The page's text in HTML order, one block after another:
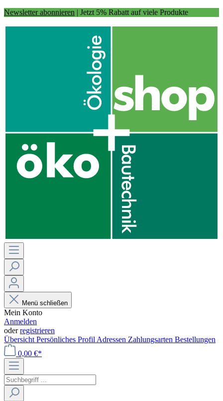
Newsletter abonnieren | Jetzt 5% Rabatt auf viele Produkte
Menü schließen
Mein Konto
Anmelden
oderregistrieren
Übersicht Persönliches Profil Adressen Zahlungsarten Bestellungen
0,00 €*